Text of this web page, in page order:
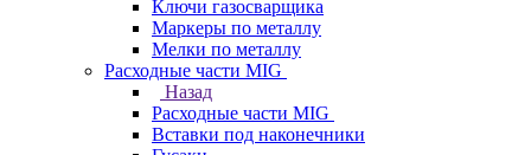
Ключи газосварщика
Маркеры по металлу
Мелки по металлу
Расходные части MIG
Назад
Расходные части MIG
Вставки под наконечники